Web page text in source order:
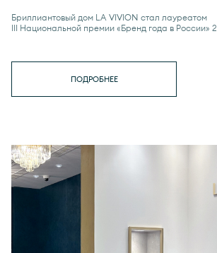
Бриллиантовый дом LA VIVION стал лауреатом
III Национальной премии «Бренд года в России»
ПОДРОБНЕЕ